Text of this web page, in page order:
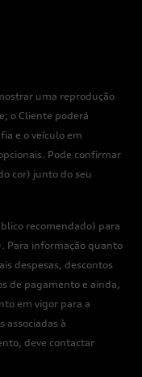
uma reprodução
o Cliente poderá
e o veículo em
Pode confirmar
cor) junto do seu
recomendado) para
Para informação quanto
despesas, descontos
de pagamento e ainda,
em vigor para a
associadas à
deve contactar